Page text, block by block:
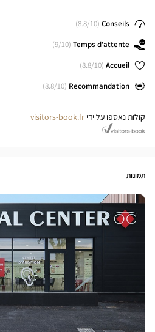
Conseils
(
8.8/10)
Temps d'attente
(
9/10)
Accueil
(
8.8/10)
Recommandation
(
8.8/10)
קולות נאספו על ידי visitors-book.fr
תמונות